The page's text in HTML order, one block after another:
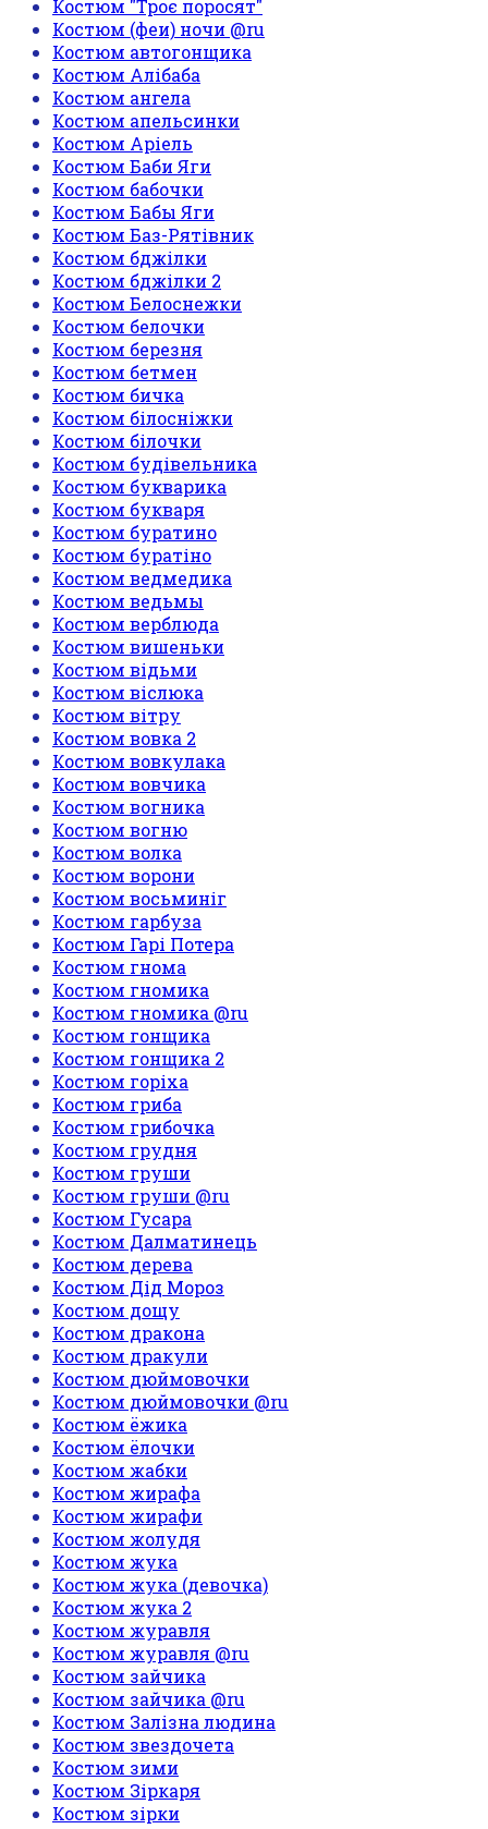
Костюм "Троє поросят"
Костюм (феи) ночи @ru
Костюм автогонщика
Костюм Алібаба
Костюм ангела
Костюм апельсинки
Костюм Аріель
Костюм Баби Яги
Костюм бабочки
Костюм Бабы Яги
Костюм Баз-Рятівник
Костюм бджілки
Костюм бджілки 2
Костюм Белоснежки
Костюм белочки
Костюм березня
Костюм бетмен
Костюм бичка
Костюм білосніжки
Костюм білочки
Костюм будівельника
Костюм букварика
Костюм букваря
Костюм буратино
Костюм буратіно
Костюм ведмедика
Костюм ведьмы
Костюм верблюда
Костюм вишеньки
Костюм відьми
Костюм віслюка
Костюм вітру
Костюм вовка 2
Костюм вовкулака
Костюм вовчика
Костюм вогника
Костюм вогню
Костюм волка
Костюм ворони
Костюм восьминіг
Костюм гарбуза
Костюм Гарі Потера
Костюм гнома
Костюм гномика
Костюм гномика @ru
Костюм гонщика
Костюм гонщика 2
Костюм горіха
Костюм гриба
Костюм грибочка
Костюм грудня
Костюм груши
Костюм груши @ru
Костюм Гусара
Костюм Далматинець
Костюм дерева
Костюм Дід Мороз
Костюм дощу
Костюм дракона
Костюм дракули
Костюм дюймовочки
Костюм дюймовочки @ru
Костюм ёжика
Костюм ёлочки
Костюм жабки
Костюм жирафа
Костюм жирафи
Костюм жолудя
Костюм жука
Костюм жука (девочка)
Костюм жука 2
Костюм журавля
Костюм журавля @ru
Костюм зайчика
Костюм зайчика @ru
Костюм Залізна людина
Костюм звездочета
Костюм зими
Костюм Зіркаря
Костюм зірки